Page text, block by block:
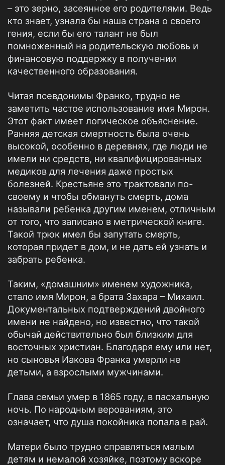
– это зерно, засеянное его родителями. Ведь
кто знает, узнала бы наша страна о своего
гения, если бы его талант не был
помноженный на родительскую любовь и
финансовую поддержку в получении
качественного образования.
Читая псевдонимы Франко, трудно не
заметить частое использование имя Мирон.
Этот факт имеет логическое объяснение.
Ранняя детская смертность была очень
высокой, особенно в деревнях, где люди не
имели ни средств, ни квалифицированных
медиков для лечения даже простых
болезней. Крестьяне это трактовали по-
своему и чтобы обмануть смерть, дома
называли ребенка другим именем, отличным
от того, что записано в метрической книге.
Такой трюк имел бы запутать смерть,
которая придет в дом, и не дать ей узнать и
забрать ребенка.
Таким, «домашним» именем художника,
стало имя Мирон, а брата Захара – Михаил.
Документальных подтверждений двойного
имени не найдено, но известно, что такой
обычай действительно был близким для
восточных христиан. Благодаря ему или нет,
но сыновья Иакова Франка умерли не
детьми, а взрослыми мужчинами.
Глава семьи умер в 1865 году, в пасхальную
ночь. По народным верованиям, это
означает, что душа покойника попала в рай.
Матери было трудно справляться малым
детям и немалой хозяйке, поэтому вскоре